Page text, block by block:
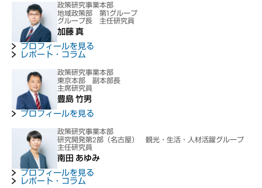
政策研究事業本部
地域政策部 第1グループ
グループ長 主任研究員
加藤 真
プロフィールを見る
レポート・コラム
政策研究事業本部
東京本部 副本部長
主席研究員
豊島 竹男
プロフィールを見る
政策研究事業本部
研究開発第2部（名古屋） 観光・生活・人材活躍グループ
主任研究員
南田 あゆみ
プロフィールを見る
レポート・コラム